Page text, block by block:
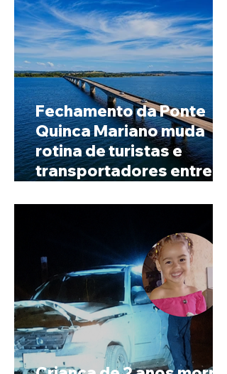
Fechamento da Ponte
Quinca Mariano muda
rotina de turistas e
transportadores entre